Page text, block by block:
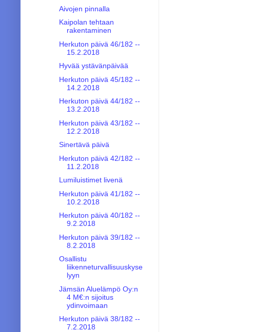
Aivojen pinnalla
Kaipolan tehtaan
rakentaminen
Herkuton päivä 46/182 --
15.2.2018
Hyvää ystävänpäivää
Herkuton päivä 45/182 --
14.2.2018
Herkuton päivä 44/182 --
13.2.2018
Herkuton päivä 43/182 --
12.2.2018
Sinertävä päivä
Herkuton päivä 42/182 --
11.2.2018
Lumiluistimet livenä
Herkuton päivä 41/182 --
10.2.2018
Herkuton päivä 40/182 --
9.2.2018
Herkuton päivä 39/182 --
8.2.2018
Osallistu
liikenneturvallisuuskyse
lyyn
Jämsän Aluelämpö Oy:n
4 M€:n sijoitus
ydinvoimaan
Herkuton päivä 38/182 --
7.2.2018